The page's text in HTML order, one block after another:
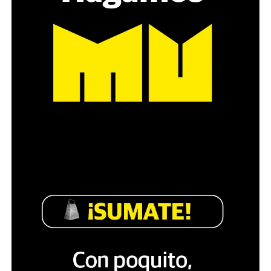
mamá de Lucía Pérez
“Estamos como el día 1”. La frase de la madre de la joven
asesinada en 2016 remite a aquel año: cuando
asesinado a su hija, hasta hoy, dos juicios después, pues la